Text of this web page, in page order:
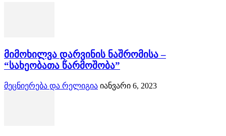
მიმოხილვა დარვინის ნაშრომისა –
“სახეობათა წარმოშობა”
მეცნიერება და რელიგია იანვარი 6, 2023